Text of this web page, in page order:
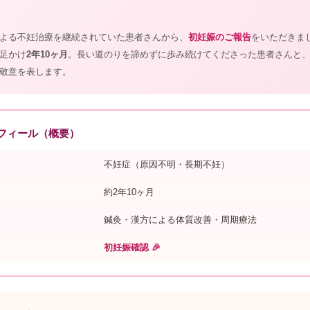
る不妊治療を継続されていた患者さんから、 初妊娠のご報告をいただきま
かけ2年10ヶ月 。長い道のりを諦めずに歩み続けてくださった患者さんと
意を表します。
ィール（概要）
不妊症（原因不明・長期不妊）
約2年10ヶ月
鍼灸・漢方による体質改善・周期療法
初妊娠確認 🎉